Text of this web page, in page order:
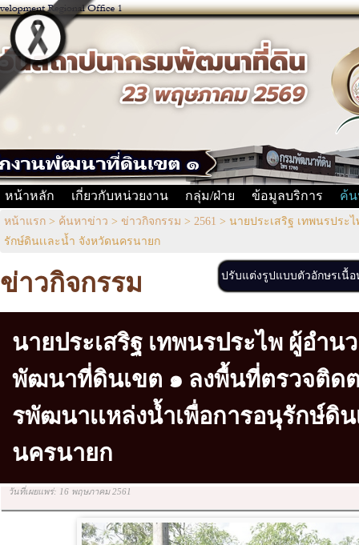
หน้าหลัก เกี่ยวกับหน่วยงาน กลุ่ม/ฝ่าย ข้อมูลบริการ ค้น
หน้าแรก > ค้นหาข่าว > ข่าวกิจกรรม > 2561 > นายประเสริฐ เทพนรประ
รักษ์ดินเเละน้ำ จังหวัดนครนายก
ข่าวกิจกรรม
นายประเสริฐ เทพนรประไพ ผู้อำน
พัฒนาที่ดินเขต ๑ ลงพื้นที่ตรวจติด
รพัฒนาเเหล่งน้ำเพื่อการอนุรักษ์ดิน
นครนายก
วันที่เผยแพร่: 16 พฤษภาคม 2561
ปรับแต่งรูปแบบตัวอักษรเ